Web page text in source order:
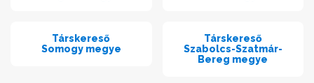
Társkereső
Somogy megye
Társkereső
Szabolcs-Szatmár-
Bereg megye